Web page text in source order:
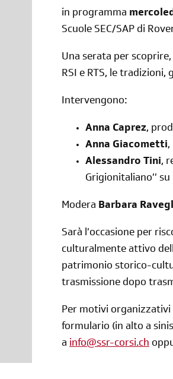
in programma
Scuole SEC/SAP di
Una serata per
RSI e RTS, le
Intervengono:
Anna Caprez,
Anna Giacometti,
Alessandro Tini,
Grigionitaliano’’
Modera Barbara
Sarà l’occasione per
culturalmente attivo
patrimonio storico-
trasmissione dopo
Per motivi organizzativi
formulario (in alto a
a info@ssr-corsi.ch